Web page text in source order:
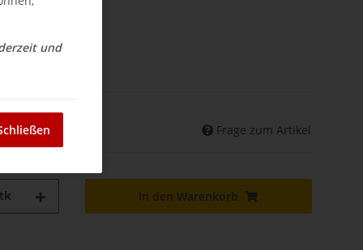
abweichend) Frage zum Artikel
In den Warenkorb
und